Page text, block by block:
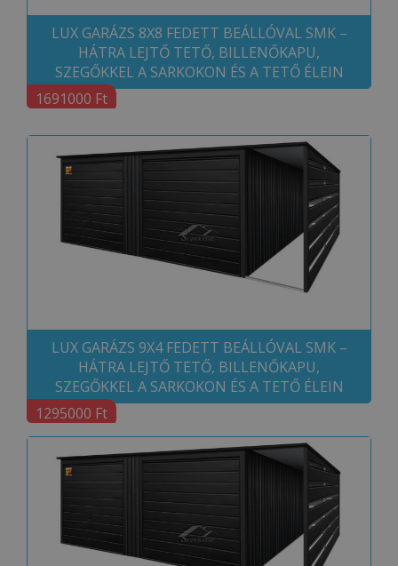
LUX GARÁZS 8X8 FEDETT BEÁLLÓVAL SMK –
HÁTRA LEJTŐ TETŐ, BILLENŐKAPU,
SZEGŐKKEL A SARKOKON ÉS A TETŐ ÉLEIN
1691000 Ft
LUX GARÁZS 9X4 FEDETT BEÁLLÓVAL SMK –
HÁTRA LEJTŐ TETŐ, BILLENŐKAPU,
SZEGŐKKEL A SARKOKON ÉS A TETŐ ÉLEIN
1295000 Ft